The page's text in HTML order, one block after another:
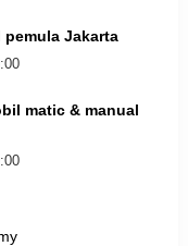
Jakarta
matic & manual